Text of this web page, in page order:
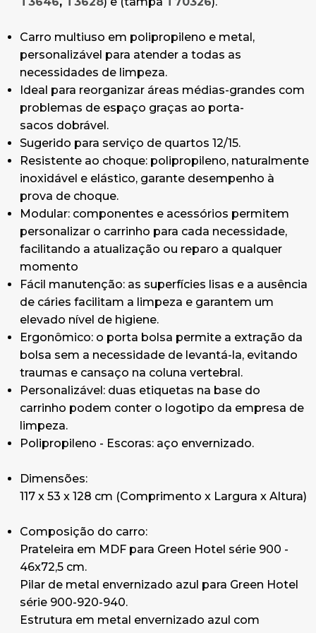
Dimensões:
117 x 53 x 128 cm (Comprimento x Largura x
Altura)
Composição do carro:
Prateleira em MDF para Green Hotel série 900 -
46x72,5 cm.
Pilar de metal envernizado azul para Green
Hotel série 900-920-940.
Estrutura em metal envernizado azul com
parafusos para Green Hotel série 900.
Porta-sacos dobrável em polipropileno 120 L.
Placa porta-bolsas com roda ø 125 mm.
Base pequena Green Hotel, 89x53 cm, rodas ø
125 mm.
O carro é enviado desmontado na caixa
original. Se desejar recebê-lo montado,
consulte-nos
Peso: 32.93kg. Volume da caixa: 0.268
Carro multiuso em polipropileno e metal,
personalizável para atender a todas as
necessidades de limpeza.
Ideal para reorganizar áreas médias-grandes com
problemas de espaço graças ao porta-
sacos dobrável.
Sugerido para serviço de quartos 12/15.
Resistente ao choque: polipropileno, naturalmente
inoxidável e elástico, garante desempenho à
prova de choque.
Modular: componentes e acessórios permitem
personalizar o carrinho para cada necessidade,
facilitando a atualização ou reparo a qualquer
momento
Fácil manutenção: as superfícies lisas e a ausência
de cáries facilitam a limpeza e garantem um
elevado nível de higiene.
Ergonômico: o porta bolsa permite a extração da
bolsa sem a necessidade de levantá-la, evitando
traumas e cansaço na coluna vertebral.
Personalizável: duas etiquetas na base do
carrinho podem conter o logotipo da empresa de
limpeza.
Polipropileno - Escoras: aço envernizado.
Dimensões:
117 x 53 x 128 cm (Comprimento x Largura x Altura)
Composição do carro:
Prateleira em MDF para Green Hotel série 900 -
46x72,5 cm.
Pilar de metal envernizado azul para Green Hotel
série 900-920-940.
Estrutura em metal envernizado azul com